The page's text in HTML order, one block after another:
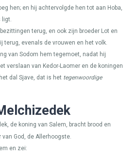
hen; en hij achtervolgde hen tot aan Hoba,
ligt.
terug, en ook zijn broeder Lot en
terug, evenals de vrouwen en het volk.
van Sodom hem tegemoet, nadat hij
verslaan van Kedor-Laomer en de koningen
dal Sjave, dat is het tegenwoordige
de koning van Salem, bracht brood en
God, de Allerhoogste.
en zei: